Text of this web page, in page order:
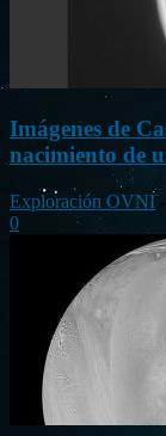
Imágenes de
nacimiento de
Exploración OVNI -
0